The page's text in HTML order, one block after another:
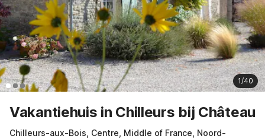
1/40
Vakantiehuis in Chilleurs bij Château
Chilleurs-aux-Bois, Centre, Middle of France, Noord-